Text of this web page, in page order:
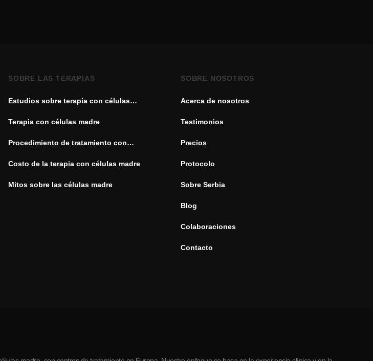
SOBRE LAS TERAPIAS
Estudios sobre terapia con células
Terapia con células madre
Procedimiento de tratamiento con
Costo de la terapia con células madre
Mitos sobre las células madre
SOBRE NOSOTROS
Acerca de nosotros
Testimonios
Precios
Protocolo
Sobre Serbia
Blog
Colaboraciones
Contacto